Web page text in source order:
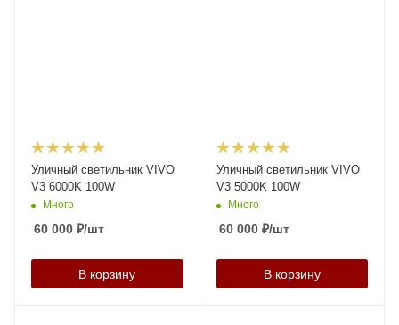
Уличный светильник VIVO
V3 6000K 100W
Много
60 000 ₽/шт
В корзину
Уличный светильник VIVO
V3 5000K 100W
Много
60 000₽/шт
В корзину